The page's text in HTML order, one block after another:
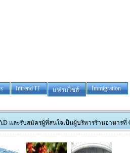
Intrend IT แฟรนไซส์ Immigration
บสมัครผู้ที่สนใจเป็นผู้บริหารร้านอาหารที่